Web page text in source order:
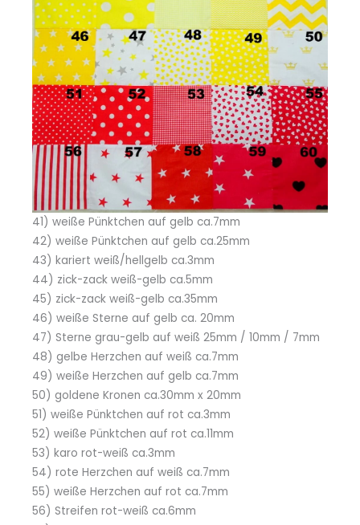
41) weiße Pünktchen auf gelb ca.7mm
42) weiße Pünktchen auf gelb ca.25mm
43) kariert weiß/hellgelb ca.3mm
44) zick-zack weiß-gelb ca.5mm
45) zick-zack weiß-gelb ca.35mm
46) weiße Sterne auf gelb ca. 20mm
47) Sterne grau-gelb auf weiß 25mm / 10mm / 7mm
48) gelbe Herzchen auf weiß ca.7mm
49) weiße Herzchen auf gelb ca.7mm
50) goldene Kronen ca.30mm x 20mm
51) weiße Pünktchen auf rot ca.3mm
52) weiße Pünktchen auf rot ca.11mm
53) karo rot-weiß ca.3mm
54) rote Herzchen auf weiß ca.7mm
55) weiße Herzchen auf rot ca.7mm
56) Streifen rot-weiß ca.6mm